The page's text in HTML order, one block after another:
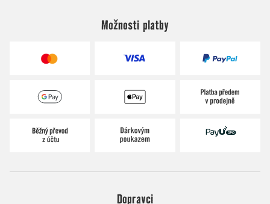
Možnosti platby
Dopravci